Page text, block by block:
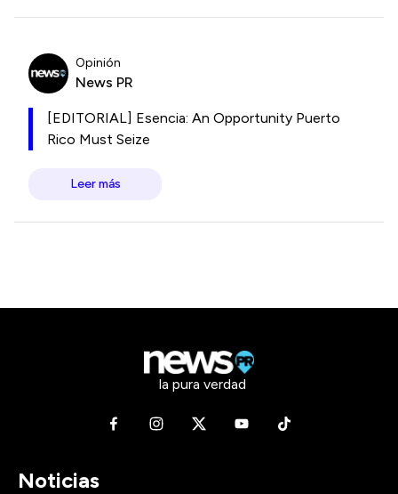
Opinión
News PR
[EDITORIAL] Esencia: An Opportunity Puerto
Rico Must Seize
Leer más
la pura verdad
Noticias